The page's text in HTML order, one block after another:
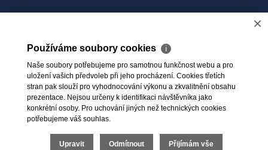
×
Používáme soubory cookies ℹ
Naše soubory potřebujeme pro samotnou funkčnost webu a pro
uložení vašich předvoleb při jeho procházení. Cookies třetích
stran pak slouží pro vyhodnocování výkonu a zkvalitnění obsahu
prezentace. Nejsou určeny k identifikaci návštěvníka jako
konkrétní osoby. Pro uchování jiných než technických cookies
potřebujeme váš souhlas.
Upravit Odmítnout Přijímám vše